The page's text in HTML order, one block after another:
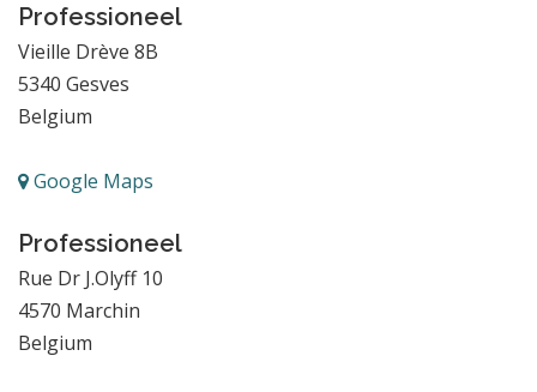
Professioneel
Vieille Drève 8B
5340 Gesves
Belgium
Google Maps
Professioneel
Rue Dr J.Olyff 10
4570 Marchin
Belgium